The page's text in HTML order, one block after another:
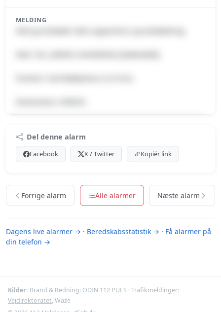
MELDING
Log ind med Premium for at se meldingen og kortet.
Se Premium-muligheder
Del denne alarm
Facebook X / Twitter Kopiér link
Forrige alarm Alle alarmer Næste alarm
Dagens live alarmer → · Beredskabsstatistik → · Få alarmer på
din telefon →
Kilder: Brand & Redning: ODIN 112 PULS · Trafikmeldinger:
Vejdirektoratet, Waze